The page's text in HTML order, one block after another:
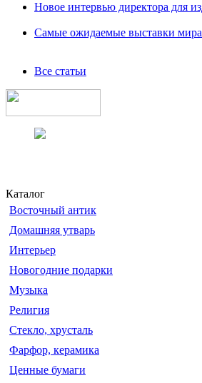
Новое интервью директора для
Самые ожидаемые выставки
Все статьи
Каталог
Восточный антик
Домашняя утварь
Интерьер
Новогодние подарки
Музыка
Религия
Стекло, хрусталь
Фарфор, керамика
Ценные бумаги